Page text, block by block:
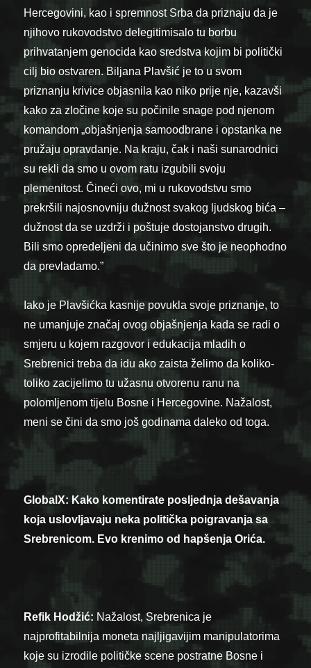
Hercegovini, kao i spremnost Srba da priznaju da je
njihovo rukovodstvo delegitimisalo tu borbu
prihvatanjem genocida kao sredstva kojim bi politički
cilj bio ostvaren. Biljana Plavšić je to u svom
priznanju krivice objasnila kao niko prije nje, kazavši
kako za zločine koje su počinile snage pod njenom
komandom „objašnjenja samoodbrane i opstanka ne
pružaju opravdanje. Na kraju, čak i naši sunarodnici
su rekli da smo u ovom ratu izgubili svoju
plemenitost. Čineći ovo, mi u rukovodstvu smo
prekršili najosnovniju dužnost svakog ljudskog bića –
dužnost da se uzdrži i poštuje dostojanstvo drugih.
Bili smo opredeljeni da učinimo sve što je neophodno
da prevladamo.”
Iako je Plavšićka kasnije povukla svoje priznanje, to
ne umanjuje značaj ovog objašnjenja kada se radi o
smjeru u kojem razgovor i edukacija mladih o
Srebrenici treba da idu ako zaista želimo da koliko-
toliko zacijelimo tu užasnu otvorenu ranu na
polomljenom tijelu Bosne i Hercegovine. Nažalost,
meni se čini da smo još godinama daleko od toga.
GlobalX: Kako komentirate posljednja dešavanja
koja uslovljavaju neka politička poigravanja sa
Srebrenicom. Evo krenimo od hapšenja Orića.
Refik Hodžić: Nažalost, Srebrenica je
najprofitabilnija moneta najljigavijim manipulatorima
koje su izrodile političke scene postratne Bosne i